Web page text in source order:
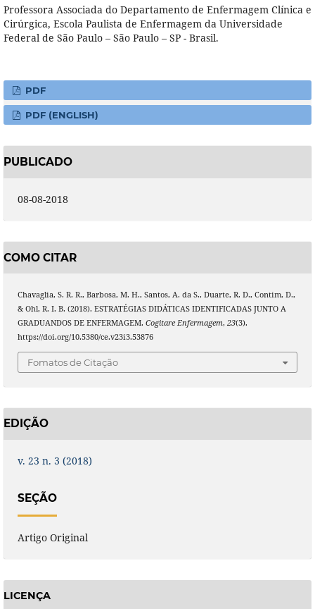
Professora Associada do Departamento de Enfermagem Clínica e
Cirúrgica, Escola Paulista de Enfermagem da Universidade
Federal de São Paulo – São Paulo – SP - Brasil.
PDF
PDF (ENGLISH)
PUBLICADO
08-08-2018
COMO CITAR
Chavaglia, S. R. R., Barbosa, M. H., Santos, A. da S., Duarte, R. D., Contim, D.,
& Ohl, R. I. B. (2018). ESTRATÉGIAS DIDÁTICAS IDENTIFICADAS JUNTO A
GRADUANDOS DE ENFERMAGEM. Cogitare Enfermagem, 23(3).
https://doi.org/10.5380/ce.v23i3.53876
Fomatos de Citação
EDIÇÃO
v. 23 n. 3 (2018)
SEÇÃO
Artigo Original
LICENÇA